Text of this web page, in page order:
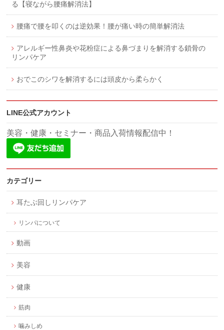
る【寝ながら腰痛解消法】
腰痛で腰を叩くのは逆効果！腰が痛い時の簡単解消法
アレルギー性鼻炎や花粉症による鼻づまりを解消する鎖骨の
リンパケア
おでこのシワを解消するには頭皮から柔らかく
LINE公式アカウント
美容・健康・セミナー・商品入荷情報配信中！
カテゴリー
耳たぶ回しリンパケア
リンパについて
動画
美容
健康
筋肉
噛みしめ